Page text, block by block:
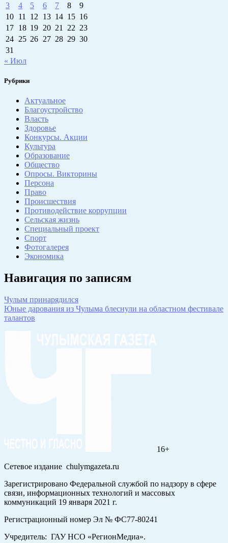
3
4 5 6 7 8
9
10 11 12 13 14 15 16
17 18 19 20 21 22 23
24 25 26 27 28 29 30
31
« Июл
Рубрики
Актуальное
Благоустройство
Власть
Здоровье
Конкурсы. Акции
Культура
Образование
Общество
Опросы. Викторины
Персона
Право
Происшествия
Противодействие коррупции
Сельская жизнь
Специальный проект
Спорт
Фотогалерея
Экономика
Навигация по записям
Чулым принарядился
Юные дарования из Чулыма блеснули на областном фестивале
талантов
16+
Сетевое издание chulymgazeta.ru
Зарегистрировано Федеральной службой по надзору в сфере
связи, информационных технологий и массовых
коммуникаций 19 января 2021 г.
Регистрационный номер Эл № ФС77-80241
Учредитель: ГАУ НСО «РегионМедиа».